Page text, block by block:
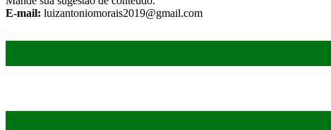
E-mail: luizantoniomorais2019@gmail.com